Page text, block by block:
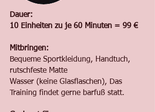
Dauer:
10 Einheiten zu je 60 Minuten = 99 €
Mitbringen:
Bequeme Sportkleidung, Handtuch,
rutschfeste Matte
Wasser (keine Glasflaschen), Das
Training findet gerne barfuß statt.